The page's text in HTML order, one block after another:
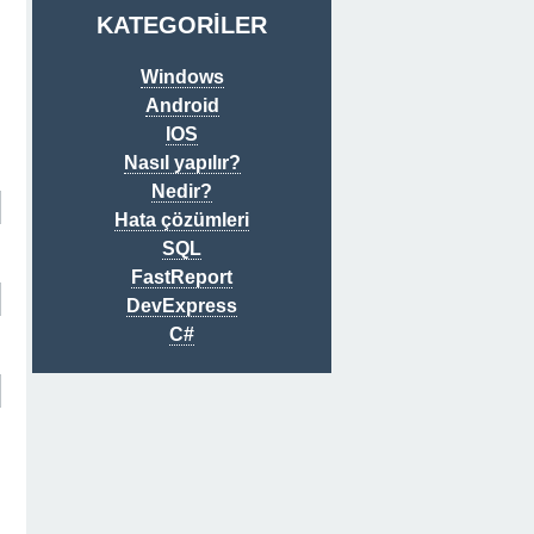
KATEGORİLER
Windows
Android
IOS
Nasıl yapılır?
Nedir?
Hata çözümleri
SQL
FastReport
DevExpress
C#